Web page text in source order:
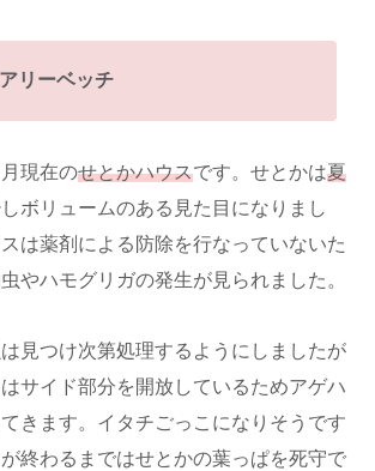
リーベッチ
現在のせとかハウスです。せとかは夏
ボリュームのある見た目になりまし
は薬剤による防除を行なっていないた
やハモグリガの発生が見られました。
見つけ次第処理するようにしましたが
サイド部分を開放しているためアゲハ
きます。イタチごっこになりそうです
終わるまではせとかの葉っぱを死守で